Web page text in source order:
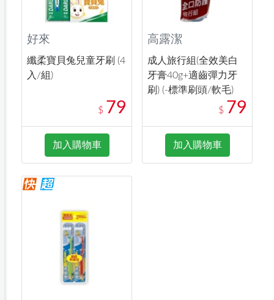
好來
纖柔寶貝兔兒童牙刷 (4
入/組)
$ 79
加入購物車
高露潔
成人旅行組(全效美白
牙膏40g+適齒彈力牙
刷) (-標準刷頭/軟毛)
$ 79
加入購物車